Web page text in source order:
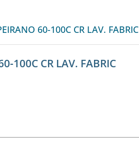
60-100C CR LAV. FABRIC
100C CR LAV. FABRIC